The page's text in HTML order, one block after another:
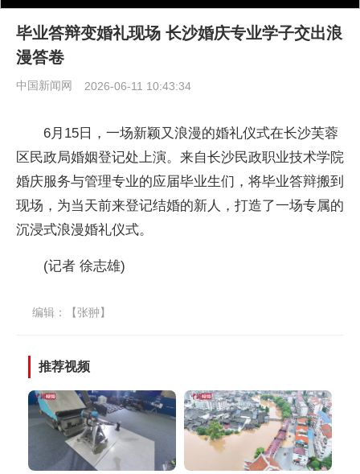
毕业答辩变婚礼现场 长沙婚庆专业学子交出浪
漫答卷
中国新闻网 2026-06-11 10:43:34
6月15日，一场新颖又浪漫的婚礼仪式在长沙芙蓉
区民政局婚姻登记处上演。来自长沙民政职业技术学院
婚庆服务与管理专业的应届毕业生们，将毕业答辩搬到
现场，为当天前来登记结婚的新人，打造了一场专属的
沉浸式浪漫婚礼仪式。
(记者 徐志雄)
编辑：【张翀】
推荐视频